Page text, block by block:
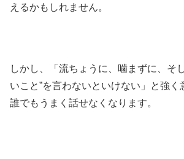
えるかもしれません。
しかし、「流ちょうに、噛まずに、そ
いこと”を言わないといけない」と強く
誰でもうまく話せなくなります。